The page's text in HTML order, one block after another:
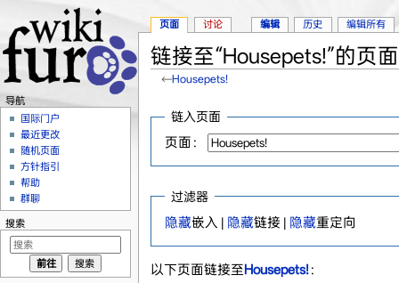
链接至“Housepets!”的页面
←Housepets!
链入页面
页面：
过滤器
隐藏嵌入 | 隐藏链接 | 隐藏重定向
以下页面链接至Housepets!：
页面 讨论 编辑 历史 编辑所有
导航
国际门户
最近更改
随机页面
方针指引
帮助
群聊
搜索